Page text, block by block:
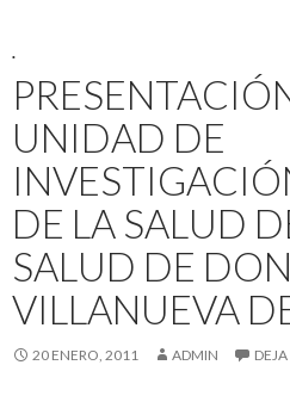
.
UNIDAD DE
DE LA SALUD
SALUD DE
VILLANUEVA
20 ENERO, 2011 ADMIN